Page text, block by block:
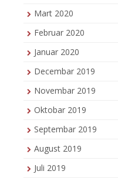
Mart 2020
Februar 2020
Januar 2020
Decembar 2019
Novembar 2019
Oktobar 2019
Septembar 2019
August 2019
Juli 2019